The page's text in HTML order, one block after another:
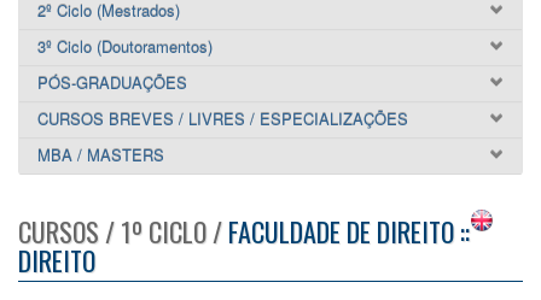
2º Ciclo (Mestrados)
3º Ciclo (Doutoramentos)
PÓS-GRADUAÇÕES
CURSOS BREVES / LIVRES / ESPECIALIZAÇÕES
MBA / MASTERS
CURSOS / 1º CICLO /FACULDADE DE DIREITO ::
DIREITO